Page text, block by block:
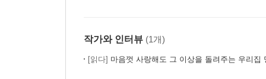
작가와 인터뷰 (1개)
[읽다] 마음껏 사랑해도 그 이상을 돌려주는 우리집